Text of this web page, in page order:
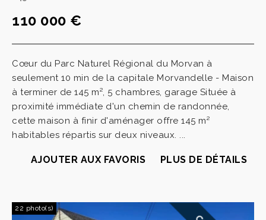
110 000 €
Cœur du Parc Naturel Régional du Morvan à
seulement 10 min de la capitale Morvandelle - Maison
à terminer de 145 m², 5 chambres, garage Située à
proximité immédiate d'un chemin de randonnée,
cette maison à finir d'aménager offre 145 m²
habitables répartis sur deux niveaux. ...
AJOUTER AUX FAVORIS PLUS DE DÉTAILS
22 photo(s)